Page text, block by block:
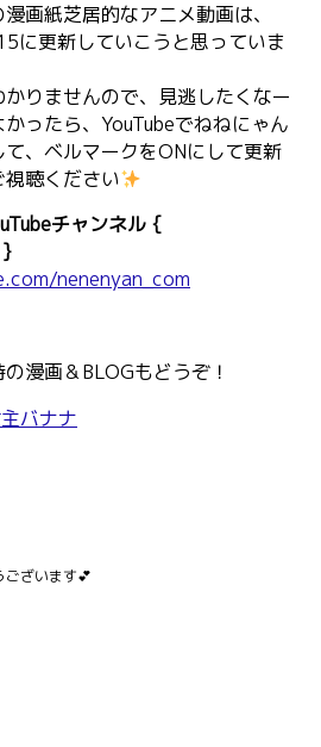
画紙芝居的なアニメ動画は、
に更新していこうと思っていま
りませんので、見逃したくなー
ったら、YouTubeでねねにゃん
、ベルマークをONにして更新
聴ください
チャンネル {
}
nenenyan_com
漫画＆BLOGもどうぞ！
バナナ